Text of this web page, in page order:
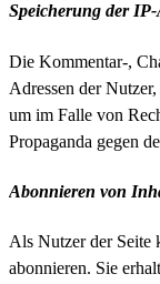
Speicherung der IP-
Die Kommentar­-,
Adressen der
um im Falle von
Propaganda gegen
Abonnieren von
Als Nutzer der Seite
abonnieren. Sie